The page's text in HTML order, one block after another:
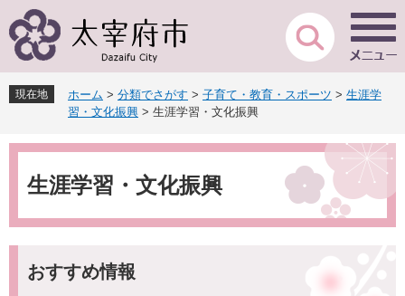
ー
先
頭
す
ニ
を
飛
し
現在地 ホーム > 分類でさがす > 子育て・教育・スポーツ > 生涯学
習・文化振興 > 生涯学習・文化振興
本
生涯学習・文化振興
おすすめ情報